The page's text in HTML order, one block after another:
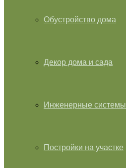
Обустройство дома
Декор дома и сада
Инженерные системы
Постройки на участке